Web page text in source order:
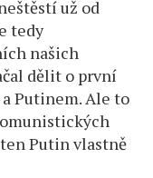
už od
tedy
našich
dělit o první
Putinem. Ale to
Putin vlastně